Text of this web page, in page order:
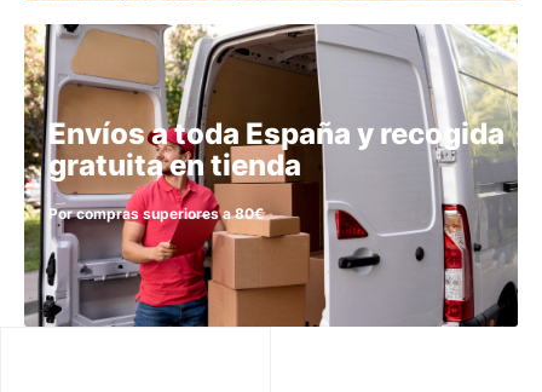
Envíos a toda España y recogida
gratuita en tienda
Por compras superiores a 80€